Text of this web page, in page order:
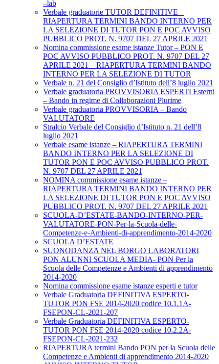
–lab
Verbale graduatorie TUTOR DEFINITIVE –
RIAPERTURA TERMINI BANDO INTERNO PER
LA SELEZIONE DI TUTOR PON E POC AVVISO
PUBBLICO PROT. N. 9707 DEL 27 APRILE 2021
Nomina commissione esame istanze Tutor – PON E
POC AVVISO PUBBLICO PROT. N. 9707 DEL 27
APRILE 2021 – RIAPERTURA TERMINI BANDO
INTERNO PER LA SELEZIONE DI TUTOR
Verbale n. 21 del Consiglio d’Istituto dell’8 luglio 2021
Verbale graduatoria PROVVISORIA ESPERTI Esterni
– Bando in regime di Collaborazioni Plurime
Verbale graduatoria PROVVISORIA – Bando
VALUTATORE
Stralcio Verbale del Consiglio d’Istituto n. 21 dell’8
luglio 2021
Verbale esame istanze – RIAPERTURA TERMINI
BANDO INTERNO PER LA SELEZIONE DI
TUTOR PON E POC AVVISO PUBBLICO PROT.
N. 9707 DEL 27 APRILE 2021
NOMINA commissione esame istanze –
RIAPERTURA TERMINI BANDO INTERNO PER
LA SELEZIONE DI TUTOR PON E POC AVVISO
PUBBLICO PROT. N. 9707 DEL 27 APRILE 2021
SCUOLA-D’ESTATE-BANDO-INTERNO-PER-
VALUTATORE-PON-Per-la-Scuola-delle-
Competenze-e-Ambienti-di-apprendimento-2014-2020
SCUOLA D’ESTATE
SUONODANZA NEL BORGO LABORATORI
PON ALUNNI SCUOLA MEDIA- PON Per la
Scuola delle Competenze e Ambienti di apprendimento
2014-2020
Nomina commissione esame istanze esperti e tutor
Verbale Graduatoria DEFINITIVA ESPERTO-
TUTOR PON FSE 2014-2020 codice 10.1.1A-
FSEPON-CL-2021-207
Verbale Graduatoria DEFINITIVA ESPERTO-
TUTOR PON FSE 2014-2020 codice 10.2.2A-
FSEPON-CL-2021-232
RIAPERTURA termini Bando PON per la Scuola delle
Competenze e Ambienti di apprendimento 2014-2020